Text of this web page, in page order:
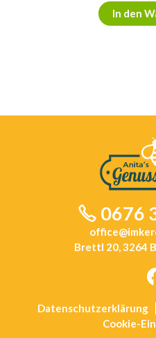
In den
0676
Brettl 20, 3264
Datenschutz­erklärung
Cookie-